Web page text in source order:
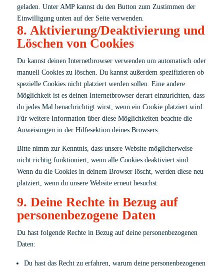
geladen. Unter AMP kannst du den Button zum Zustimmen der
Einwilligung unten auf der Seite verwenden.
8. Aktivierung/Deaktivierung und
Löschen von Cookies
Du kannst deinen Internetbrowser verwenden um automatisch oder
manuell Cookies zu löschen. Du kannst außerdem spezifizieren ob
spezielle Cookies nicht platziert werden sollen. Eine andere
Möglichkeit ist es deinen Internetbrowser derart einzurichten, dass
du jedes Mal benachrichtigt wirst, wenn ein Cookie platziert wird.
Für weitere Information über diese Möglichkeiten beachte die
Anweisungen in der Hilfesektion deines Browsers.
Bitte nimm zur Kenntnis, dass unsere Website möglicherweise
nicht richtig funktioniert, wenn alle Cookies deaktiviert sind.
Wenn du die Cookies in deinem Browser löscht, werden diese neu
platziert, wenn du unsere Website erneut besuchst.
9. Deine Rechte in Bezug auf
personenbezogene Daten
Du hast folgende Rechte in Bezug auf deine personenbezogenen
Daten:
Du hast das Recht zu erfahren, warum deine personenbezogenen